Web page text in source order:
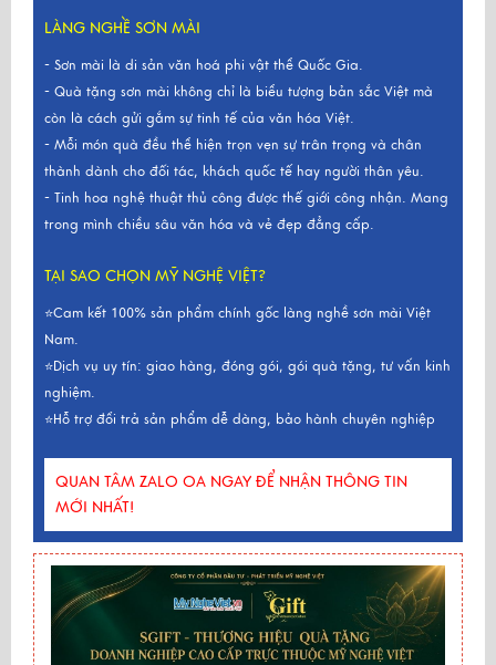
LÀNG NGHỀ SƠN MÀI
- Sơn mài là di sản văn hoá phi vật thể Quốc Gia.
- Quà tặng sơn mài không chỉ là biểu tượng bản sắc Việt mà
còn là cách gửi gắm sự tinh tế của văn hóa Việt.
- Mỗi món quà đều thể hiện trọn vẹn sự trân trọng và chân
thành dành cho đối tác, khách quốc tế hay người thân yêu.
- Tinh hoa nghệ thuật thủ công được thế giới công nhận. Mang
trong mình chiều sâu văn hóa và vẻ đẹp đẳng cấp.
TẠI SAO CHỌN MỸ NGHỆ VIỆT?
⭐Cam kết 100% sản phẩm chính gốc làng nghề sơn mài Việt
Nam.
⭐Dịch vụ uy tín: giao hàng, đóng gói, gói quà tặng, tư vấn kinh
nghiệm.
⭐Hỗ trợ đổi trả sản phẩm dễ dàng, bảo hành chuyên nghiệp
QUAN TÂM ZALO OA NGAY ĐỂ NHẬN THÔNG TIN
MỚI NHẤT!